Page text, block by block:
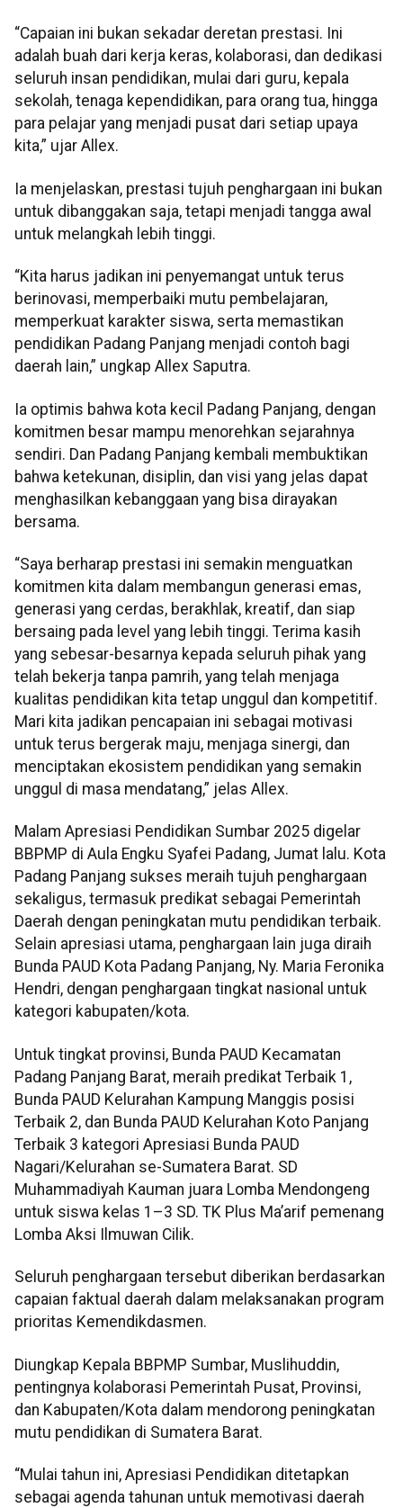
“Capaian ini bukan sekadar deretan prestasi. Ini
adalah buah dari kerja keras, kolaborasi, dan dedikasi
seluruh insan pendidikan, mulai dari guru, kepala
sekolah, tenaga kependidikan, para orang tua, hingga
para pelajar yang menjadi pusat dari setiap upaya
kita,” ujar Allex.
Ia menjelaskan, prestasi tujuh penghargaan ini bukan
untuk dibanggakan saja, tetapi menjadi tangga awal
untuk melangkah lebih tinggi.
“Kita harus jadikan ini penyemangat untuk terus
berinovasi, memperbaiki mutu pembelajaran,
memperkuat karakter siswa, serta memastikan
pendidikan Padang Panjang menjadi contoh bagi
daerah lain,” ungkap Allex Saputra.
Ia optimis bahwa kota kecil Padang Panjang, dengan
komitmen besar mampu menorehkan sejarahnya
sendiri. Dan Padang Panjang kembali membuktikan
bahwa ketekunan, disiplin, dan visi yang jelas dapat
menghasilkan kebanggaan yang bisa dirayakan
bersama.
“Saya berharap prestasi ini semakin menguatkan
komitmen kita dalam membangun generasi emas,
generasi yang cerdas, berakhlak, kreatif, dan siap
bersaing pada level yang lebih tinggi. Terima kasih
yang sebesar-besarnya kepada seluruh pihak yang
telah bekerja tanpa pamrih, yang telah menjaga
kualitas pendidikan kita tetap unggul dan kompetitif.
Mari kita jadikan pencapaian ini sebagai motivasi
untuk terus bergerak maju, menjaga sinergi, dan
menciptakan ekosistem pendidikan yang semakin
unggul di masa mendatang,” jelas Allex.
Malam Apresiasi Pendidikan Sumbar 2025 digelar
BBPMP di Aula Engku Syafei Padang, Jumat lalu. Kota
Padang Panjang sukses meraih tujuh penghargaan
sekaligus, termasuk predikat sebagai Pemerintah
Daerah dengan peningkatan mutu pendidikan terbaik.
Selain apresiasi utama, penghargaan lain juga diraih
Bunda PAUD Kota Padang Panjang, Ny. Maria Feronika
Hendri, dengan penghargaan tingkat nasional untuk
kategori kabupaten/kota.
Untuk tingkat provinsi, Bunda PAUD Kecamatan
Padang Panjang Barat, meraih predikat Terbaik 1,
Bunda PAUD Kelurahan Kampung Manggis posisi
Terbaik 2, dan Bunda PAUD Kelurahan Koto Panjang
Terbaik 3 kategori Apresiasi Bunda PAUD
Nagari/Kelurahan se-Sumatera Barat. SD
Muhammadiyah Kauman juara Lomba Mendongeng
untuk siswa kelas 1–3 SD. TK Plus Ma’arif pemenang
Lomba Aksi Ilmuwan Cilik.
Seluruh penghargaan tersebut diberikan berdasarkan
capaian faktual daerah dalam melaksanakan program
prioritas Kemendikdasmen.
Diungkap Kepala BBPMP Sumbar, Muslihuddin,
pentingnya kolaborasi Pemerintah Pusat, Provinsi,
dan Kabupaten/Kota dalam mendorong peningkatan
mutu pendidikan di Sumatera Barat.
“Mulai tahun ini, Apresiasi Pendidikan ditetapkan
sebagai agenda tahunan untuk memotivasi daerah